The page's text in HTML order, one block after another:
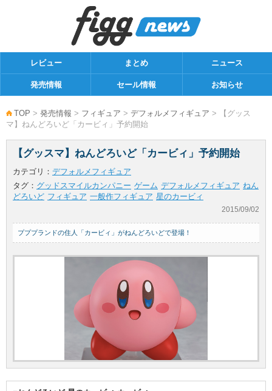
レビュー まとめ ニュース
発売情報 セール情報 お知らせ
TOP > 発売情報 > フィギュア > デフォルメフィギュア > 【グッス
マ】ねんどろいど「カービィ」予約開始
【グッスマ】ねんどろいど「カービィ」予約開始
カテゴリ： デフォルメフィギュア
タグ： グッドスマイルカンパニー ゲーム デフォルメフィギュア ねん
どろいど フィギュア 一般作フィギュア 星のカービィ
2015/09/02
プププランドの住人「カービィ」がねんどろいどで登場！